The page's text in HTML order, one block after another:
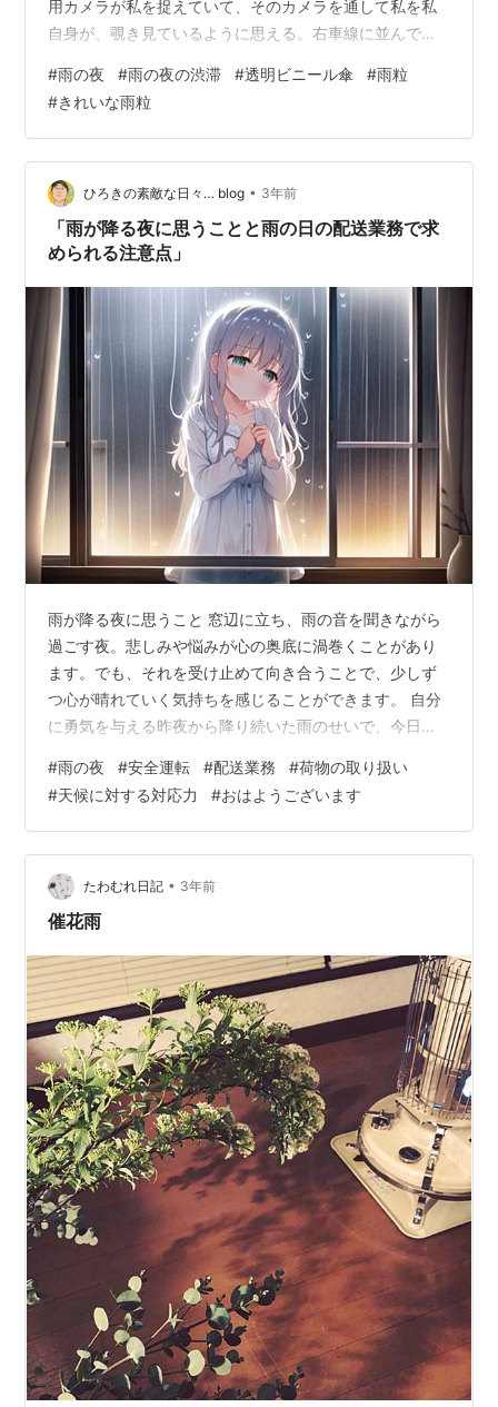
用カメラが私を捉えていて、そのカメラを通して私を私
自身が、覗き見ているように思える。右車線に並んで停
り抜けていく。このバイパスは結果として最後は右車線
で走った方が早く到着するのだが、場所によっては左車
線の方がより早く車が流れている。以前はそれを知っ
て、場所により車線を変えてもみたが、もうそんなこと
はしない。到着時間にすれば一分の違いも生まれないに
違いない。夜、帰り道、時間にもよるが会社から家まで
の…
#雨の夜 #雨の夜の渋滞 #透明ビニール傘 #雨粒
#きれいな雨粒
ひろきの素敵な日々… blog • 3年前
「雨が降る夜に思うことと雨の日の配送業務で求
められる注意点」
雨が降る夜に思うこと 窓辺に立ち、雨の音を聞きながら
過ごす夜。悲しみや悩みが心の奥底に渦巻くことがあり
ます。でも、それを受け止めて向き合うことで、少しず
つ心が晴れていく気持ちを感じることができます。 自分
に勇気を与える昨夜から降り続いた雨のせいで、今日の
分自身の気持ちを変えることが大切だと思います。今日
も一日頑張ろうと思い、自分に勇気を与えることができ
ます。 心を癒してくれる光明雨の音は、心を落ち着かせ
てくれます。その中で、自分自身と向き合うことで、心
の傷を癒すことができます。雨が降る夜に思うこと、そ
れは私たちの内面を照らし、心を癒してくれる光…
#雨の夜 #安全運転 #配送業務 #荷物の取り扱い
#天候に対する対応力 #おはようございます
たわむれ日記 • 3年前
催花雨